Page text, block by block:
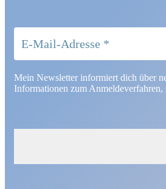
Mein Newsletter informiert dich über
Informationen zum